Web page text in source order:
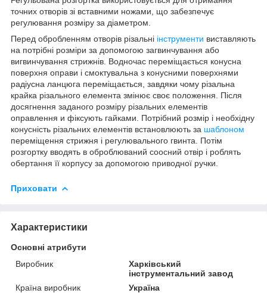
точних отворів зі вставними ножами, що забезпечує
регулювання розміру за діаметром.
Перед обробленням отворів різальні інструменти виставляють
на потрібні розміри за допомогою загвинчування або
вигвинчування стрижнів. Водночас переміщається конусна
поверхня оправи і смоктувальна з конусними поверхнями
радіусна ланцюга переміщається, завдяки чому різальна
крайка різального елемента змінює своє положення. Після
досягнення заданого розміру різальних елементів
оправлення и фіксують гайками. Потрібний розмір і необхідну
конусність різальних елементів встановлюють за шаблоном
переміщення стрижня і регулювального гвинта. Потім
розгортку вводять в оброблюваний соосний отвір і роблять
обертання її корпусу за допомогою приводної ручки.
Приховати
Характеристики
Основні атрибути
Виробник
Харківський
інструментальний завод
Країна виробник
Україна